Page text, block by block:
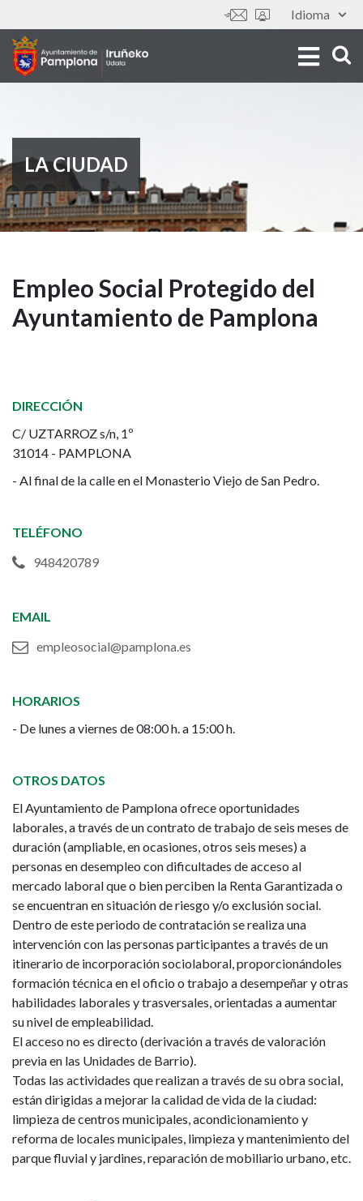
al
contenido
principal
Idioma
Tools
LA CIUDAD
Empleo
Social
del
Ayuntamiento
de
Pamplona
Empleo Social Protegido del
Ayuntamiento de Pamplona
DIRECCIÓN
C/ UZTARROZ s/n, 1º
31014 - PAMPLONA
- Al final de la calle en el Monasterio Viejo de San Pedro.
TELÉFONO
948420789
EMAIL
empleosocial@pamplona.es
HORARIOS
- De lunes a viernes de 08:00 h. a 15:00 h.
OTROS DATOS
El Ayuntamiento de Pamplona ofrece oportunidades
laborales, a través de un contrato de trabajo de seis meses de
duración (ampliable, en ocasiones, otros seis meses) a
personas en desempleo con dificultades de acceso al
mercado laboral que o bien perciben la Renta Garantizada o
se encuentran en situación de riesgo y/o exclusión social.
Dentro de este periodo de contratación se realiza una
intervención con las personas participantes a través de un
itinerario de incorporación sociolaboral, proporcionándoles
formación técnica en el oficio o trabajo a desempeñar y otras
habilidades laborales y trasversales, orientadas a aumentar
su nivel de empleabilidad.
El acceso no es directo (derivación a través de valoración
previa en las Unidades de Barrio).
Todas las actividades que realizan a través de su obra social,
están dirigidas a mejorar la calidad de vida de la ciudad:
limpieza de centros municipales, acondicionamiento y
reforma de locales municipales, limpieza y mantenimiento del
parque fluvial y jardines, reparación de mobiliario urbano, etc.